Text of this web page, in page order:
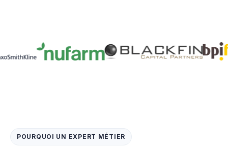
POURQUOI UN EXPERT MÉTIER